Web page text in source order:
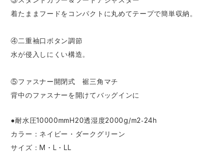
着たままフードをコンパクトに丸めてテープで簡単収納。
④二重袖口ボタン調節
水が侵入しにくい構造。
⑤ファスナー開閉式 裾三角マチ
背中のファスナーを開けてバッグインに
●耐水圧10000mmH20透湿度2000g/m2‐24h
カラー：ネイビー・ダークグリーン
サイズ：M・L・LL